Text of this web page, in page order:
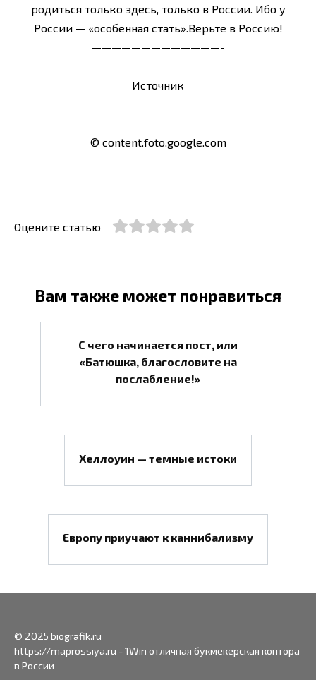
родиться только здесь, только в России. Ибо у
России — «особенная стать».Верьте в Россию!
—————————————-
Источник
© content.foto.google.com
Оцените статью
Вам также может понравиться
С чего начинается пост, или
«Батюшка, благословите на
послабление!»
Хеллоуин — темные истоки
Европу приучают к каннибализму
© 2025 biografik.ru
https://maprossiya.ru - 1Win отличная букмекерская контора
в России